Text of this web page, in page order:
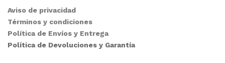
Aviso de privacidad
Términos y condiciones
Política de Envíos y Entrega
Política de Devoluciones y Garantía